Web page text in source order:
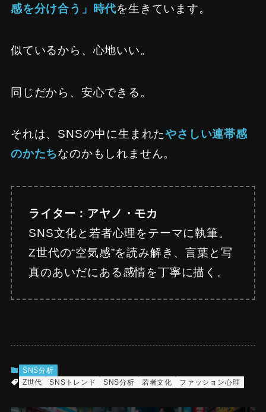
感を分け合う」時代を生きています。
似ているから、心地いい。
同じだから、安心できる。
それは、SNSの中に生まれたやさしい連帯感
のかたちなのかもしれません。
ライター：アヤノ・モカ
SNS文化と若者心理をテーマに執筆。
Z世代の“空気感”を読み解き、言葉と写
真のあいだにある感情を丁寧に描く。
SNS分析
Z世代
SNSトレンド SNS分析 若者文化 ファッション心理